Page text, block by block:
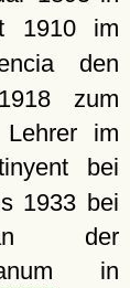
1910 im
den
zum
im
bei
1933 bei
der
in